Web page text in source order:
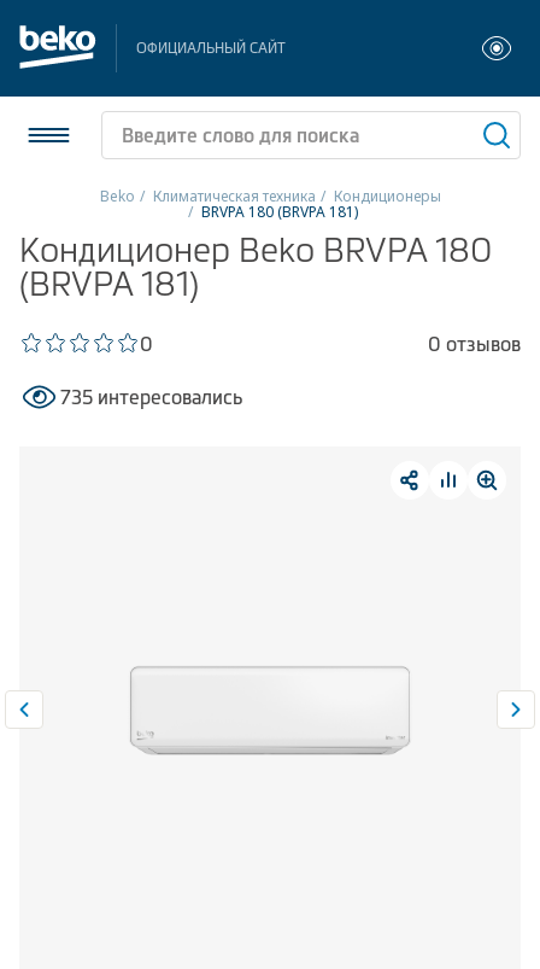
ОФИЦИАЛЬНЫЙ САЙТ
Холодильники и морозильники
Стиральные и сушильные машины
Посудомоечные машины
Плиты
Beko Климатическая техника Кондиционеры
BRVPA 180 (BRVPA 181)
Кондиционер Beko BRVPA 180
(BRVPA 181)
0 0 отзывов
735 интересовались